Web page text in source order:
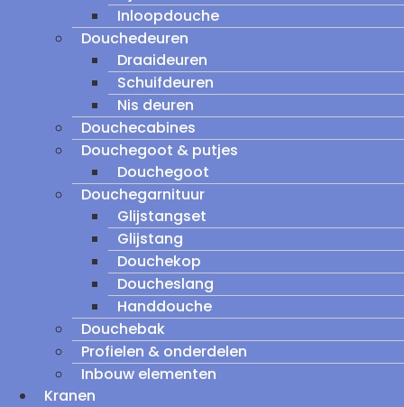
Inloopdouche
Douchedeuren
Draaideuren
Schuifdeuren
Nis deuren
Douchecabines
Douchegoot & putjes
Douchegoot
Douchegarnituur
Glijstangset
Glijstang
Douchekop
Doucheslang
Handdouche
Douchebak
Profielen & onderdelen
Inbouw elementen
Kranen